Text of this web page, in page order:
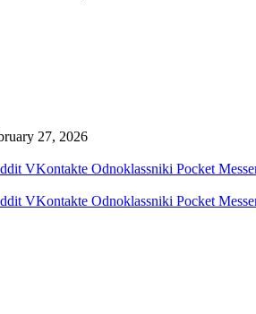
27, 2026
VKontakte Odnoklassniki Pocket
VKontakte Odnoklassniki Pocket